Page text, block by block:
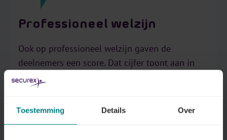
Toestemming Details Over
Professioneel welzijn
Ook op professioneel welzijn gaven de
deelnemers een score. Dat cijfer toont aan in
welke mate de Belg tevreden is met zijn werk.
Dit gaat verder dan verloning: we stelden ook
vragen over het werkplezier, de autonomie, de